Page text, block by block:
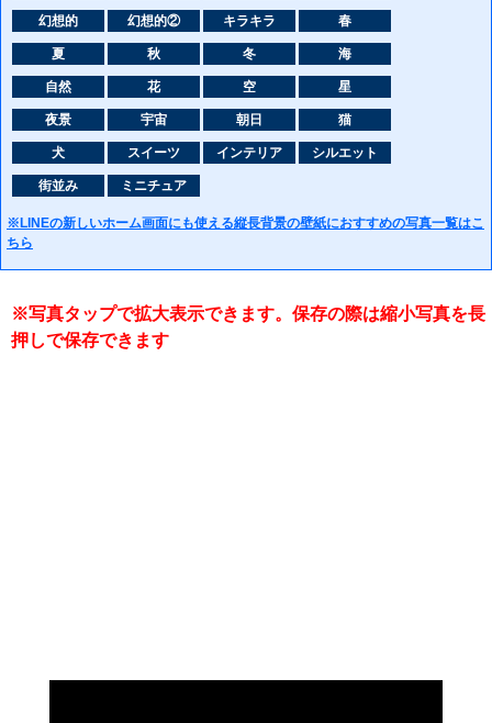
幻想的 幻想的② キラキラ 春
夏 秋 冬 海
自然 花 空 星
夜景 宇宙 朝日 猫
犬 スイーツ インテリア シルエット
街並み ミニチュア
※LINEの新しいホーム画面にも使える縦長背景の壁紙におすすめの写真一覧はこ
ちら
※写真タップで拡大表示できます。保存の際は縮小写真を長
押しで保存できます